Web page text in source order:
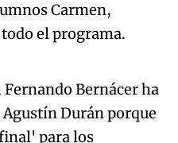
Bernácer ha
Durán porque
uno de estos
opciones: